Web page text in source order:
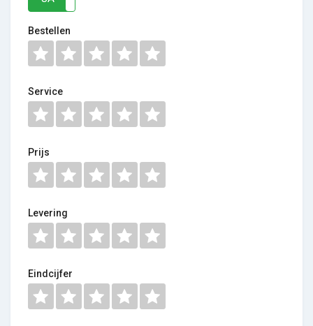
Bestellen
Service
Prijs
Levering
Eindcijfer